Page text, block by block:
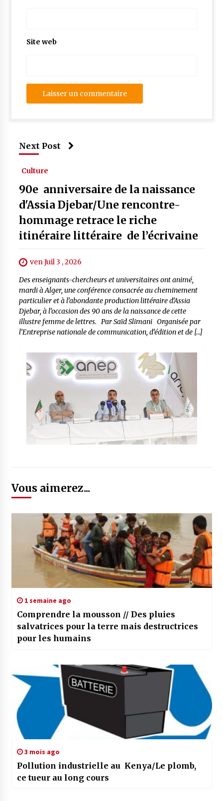
Site web
Next Post
Culture
90e anniversaire de la naissance
d'Assia Djebar/Une rencontre-
hommage retrace le riche
itinéraire littéraire de l’écrivaine
ven Juil 3 , 2026
Des enseignants-chercheurs et universitaires ont animé,
mardi à Alger, une conférence consacrée au cheminement
particulier et à l’abondante production littéraire d’Assia
Djebar, à l’occasion des 90 ans de la naissance de cette
illustre femme de lettres. Par Saïd Slimani Organisée par
l’Entreprise nationale de communication, d’édition et de […]
Vous aimerez...
1 semaine ago
Comprendre la mousson // Des pluies
salvatrices pour la terre mais destructrices
pour les humains
3 mois ago
Pollution industrielle au Kenya/Le plomb,
ce tueur au long cours